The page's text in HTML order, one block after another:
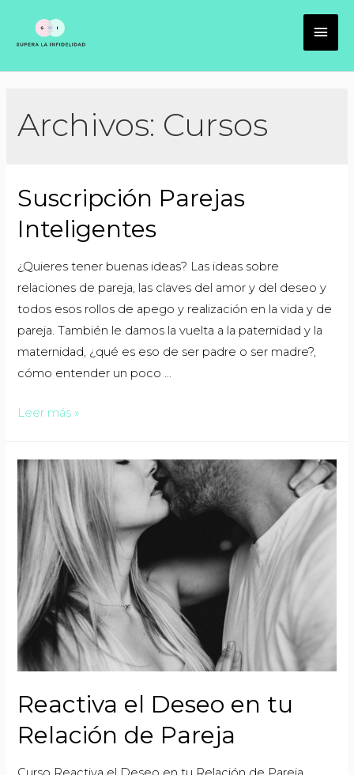
Archivos: Cursos
Suscripción Parejas
Inteligentes
¿Quieres tener buenas ideas? Las ideas sobre
relaciones de pareja, las claves del amor y del deseo y
todos esos rollos de apego y realización en la vida y de
pareja. También le damos la vuelta a la paternidad y la
maternidad, ¿qué es eso de ser padre o ser madre?,
cómo entender un poco …
Leer más »
Reactiva el Deseo en tu
Relación de Pareja